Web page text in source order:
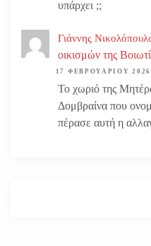
υπάρχει ;;
Γιάννης
οικισμών της
17 ΦΕΒΡΟΥΑΡΊΟΥ 2026
Το χωριό της
Δομβραίνα που
πέρασε αυτή η